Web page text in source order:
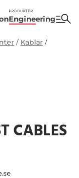
PRODUKTER
Engineering
/ Kablar /
CABLES